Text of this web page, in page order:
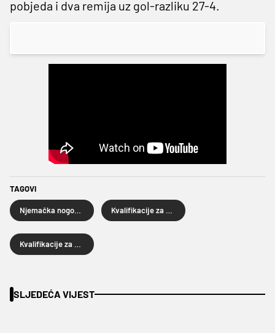
pobjeda i dva remija uz gol-razliku 27-4.
TAGOVI
SLJEDEĆA VIJEST